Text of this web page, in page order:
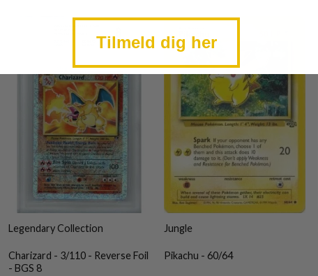
Legendary Collection
Charizard - 3/110 - Reverse Foil
- BGS 8
Jungle
Pikachu - 60/64
Tilmeld dig her